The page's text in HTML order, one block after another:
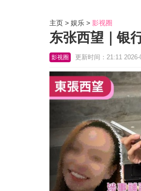
主页 娱乐 影视圈
东张西望｜银
影视圈 更新时间：21:11